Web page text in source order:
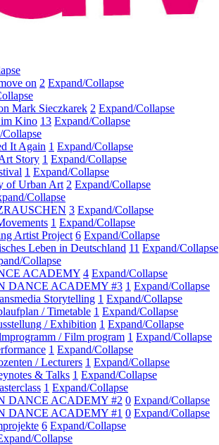
on 2 Expand/Collapse
Mark Sieczkarek 2 Expand/Collapse
Kino 13 Expand/Collapse
It Again 1 Expand/Collapse
Story 1 Expand/Collapse
1 Expand/Collapse
of Urban Art 2 Expand/Collapse
Collapse
3 Expand/Collapse
1 Expand/Collapse
Artist Project 6 Expand/Collapse
Leben in Deutschland 11 Expand/Collapse
Collapse
ACADEMY 4 Expand/Collapse
DANCE ACADEMY #3 1 Expand/Collapse
Storytelling 1 Expand/Collapse
/ Timetable 1 Expand/Collapse
/ Exhibition 1 Expand/Collapse
/ Film program 1 Expand/Collapse
1 Expand/Collapse
/ Lecturers 1 Expand/Collapse
& Talks 1 Expand/Collapse
1 Expand/Collapse
DANCE ACADEMY #2 0 Expand/Collapse
DANCE ACADEMY #1 0 Expand/Collapse
6 Expand/Collapse
Collapse